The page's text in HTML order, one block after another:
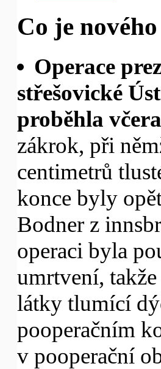
Co je
Operace
střešovické
proběhla
zákrok, při
centimetrů
konce byly
Bodner z
operaci byla
umrtvení,
látky tlumící
pooperačním
v pooperační